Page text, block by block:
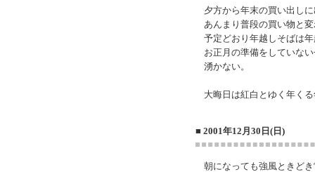
夕方から年末の買い出し
あんまり普段の買い物と
予定どおり年越しそばは
お正月の準備をしていな
湧かない。
大晦日は紅白とゆく年く
■ 2001年12月30日(日)
朝になっても強風ときど